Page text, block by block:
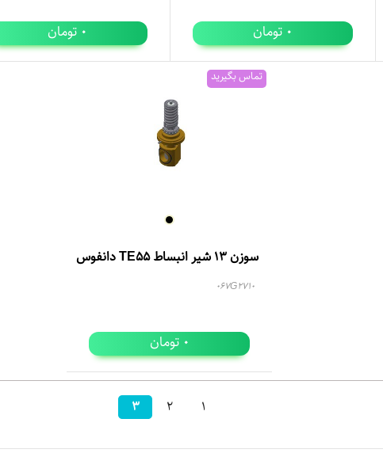
0 تومان 0 تومان
سوزن 13 شیر انبساط TE55 دانفوس
067G2710
0 تومان
تماس بگیرید
1
2
3